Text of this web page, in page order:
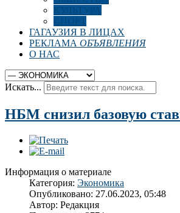
КУЛЬТУРА
СПОРТ
ГАГАУЗИЯ В ЛИЦАХ
РЕКЛАМА ОБЪЯВЛЕНИЯ
О НАС
Искать...
НБМ снизил базовую
Информация о материале
Категория: Экономика
Опубликовано: 27.06.2023, 05:48
Автор: Редакция